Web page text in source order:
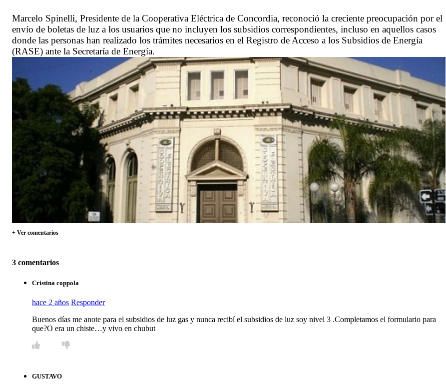
Marcelo Spinelli, Presidente de la Cooperativa Eléctrica de Concordia, reconoció la creciente preocupación por el
envío de boletas de luz a los usuarios que no incluyen los subsidios correspondientes, incluso en aquellos casos
donde las personas han realizado los trámites necesarios en el Registro de Acceso a los Subsidios de Energía
(RASE) ante la Secretaría de Energía.
+ Ver comentarios
3 comentarios
Cristina coppola
hace 2 años Responder
Buenos días me anote para el subsidios de luz gas y nunca recibí el subsidios de luz soy nivel 3 .Completamos el formulario para
que?O era un chiste…y vivo en chubut
GUSTAVO